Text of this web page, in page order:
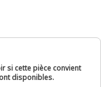
si cette pièce convient
disponibles.